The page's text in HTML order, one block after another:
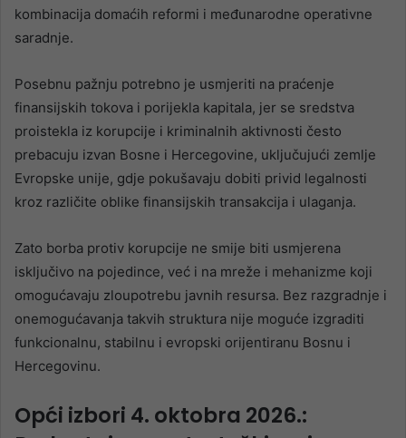
kombinacija domaćih reformi i međunarodne operativne
saradnje.
Posebnu pažnju potrebno je usmjeriti na praćenje
finansijskih tokova i porijekla kapitala, jer se sredstva
proistekla iz korupcije i kriminalnih aktivnosti često
prebacuju izvan Bosne i Hercegovine, uključujući zemlje
Evropske unije, gdje pokušavaju dobiti privid legalnosti
kroz različite oblike finansijskih transakcija i ulaganja.
Zato borba protiv korupcije ne smije biti usmjerena
isključivo na pojedince, već i na mreže i mehanizme koji
omogućavaju zloupotrebu javnih resursa. Bez razgradnje i
onemogućavanja takvih struktura nije moguće izgraditi
funkcionalnu, stabilnu i evropski orijentiranu Bosnu i
Hercegovinu.
Opći izbori 4. oktobra 2026.: